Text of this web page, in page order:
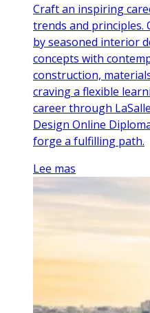
Craft an inspiring
trends and principles.
by seasoned interior
concepts with
construction,
craving a flexible
career through
Design Online
forge a fulfilling path.
Lee mas